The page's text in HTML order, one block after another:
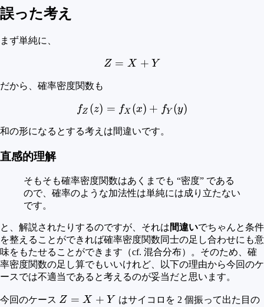
誤った考え
まず単純に、
Z=X+Y
Z = X + Y
だから、確率密度関数も
f_Z(z) = f_X(x) + f_Y(y)
fZ (z) = fX (x) + fY (y)
和の形になるとする考えは間違いです。
直感的理解
そもそも確率密度関数はあくまでも “密度” である
ので、確率のような加法性は単純には成り立たない
です。
と、解説されたりするのですが、それは間違いでちゃんと条件
を整えることができれば確率密度関数同士の足し合わせにも意
味をもたせることができます（cf. 混合分布）。そのため、確
率密度関数の足し算でもいいけれど、以下の理由から今回のケ
ースでは不適当であると考えるのが妥当だと思います。
今回のケース Z=X+Y
Z = X + Y はサイコロを 2 個振って出た目の